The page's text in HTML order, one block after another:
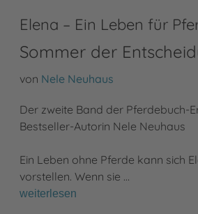
Elena – Ein Leben für
Sommer der
von Nele Neuhaus
Der zweite Band der Pferdebuch-
Bestseller-Autorin Nele Neuhaus
Ein Leben ohne Pferde kann sich
vorstellen. Wenn sie …
weiterlesen